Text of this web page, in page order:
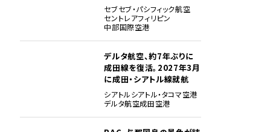
セブセブ・パシフィック航空
セントレアフィリピン
中部国際空港
デルタ航空、約7年ぶりに
成田線を復活。2027年3月
に成田・シアトル線就航
シアトルシアトル・タコマ空港
デルタ航空成田空港